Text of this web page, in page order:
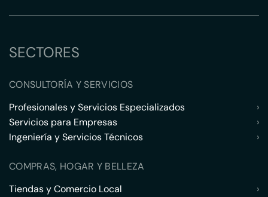
SECTORES
CONSULTORÍA Y SERVICIOS
Profesionales y Servicios Especializados
›
Servicios para Empresas
›
Ingeniería y Servicios Técnicos
›
COMPRAS, HOGAR Y BELLEZA
Tiendas y Comercio Local
›